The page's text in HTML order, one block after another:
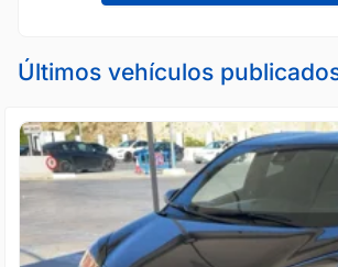
Últimos vehículos